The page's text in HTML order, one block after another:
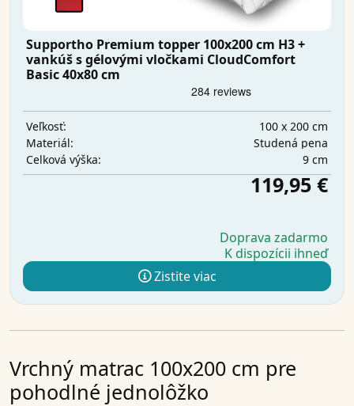
Supportho Premium topper 100x200 cm H3 +
vankúš s gélovými vločkami CloudComfort
Basic 40x80 cm
Veľkosť:
100 x 200 cm
Materiál:
Studená pena
Celková výška:
9 cm
119,95 €
Doprava zadarmo
K dispozícii ihneď
Zistite viac
Vrchný matrac 100x200 cm pre
pohodlné jednolôžko